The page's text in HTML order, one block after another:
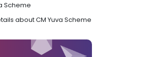
Scheme
about CM Yuva Scheme